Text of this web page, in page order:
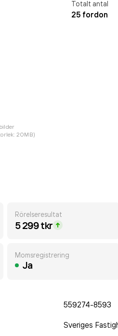
Totalt antal
25 fordon
20MB)
Rörelseresultat
5 299 tkr
Momsregistrering
Ja
559274-8593
Sveriges